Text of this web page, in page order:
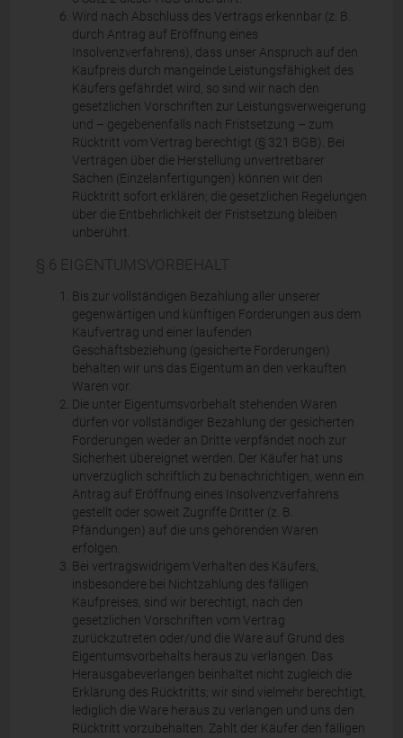
Wird nach Abschluss des Vertrags erkennbar (z. B.
durch Antrag auf Eröffnung eines
Insolvenzverfahrens), dass unser Anspruch auf den
Kaufpreis durch mangelnde Leistungsfähigkeit des
Käufers gefährdet wird, so sind wir nach den
gesetzlichen Vorschriften zur Leistungsverweigerung
und – gegebenenfalls nach Fristsetzung – zum
Rücktritt vom Vertrag berechtigt (§ 321 BGB). Bei
Verträgen über die Herstellung unvertretbarer
Sachen (Einzelanfertigungen) können wir den
Rücktritt sofort erklären; die gesetzlichen Regelungen
über die Entbehrlichkeit der Fristsetzung bleiben
unberührt.
§ 6 EIGENTUMSVORBEHALT
Bis zur vollständigen Bezahlung aller unserer
gegenwärtigen und künftigen Forderungen aus dem
Kaufvertrag und einer laufenden
Geschäftsbeziehung (gesicherte Forderungen)
behalten wir uns das Eigentum an den verkauften
Waren vor.
Die unter Eigentumsvorbehalt stehenden Waren
dürfen vor vollständiger Bezahlung der gesicherten
Forderungen weder an Dritte verpfändet noch zur
Sicherheit übereignet werden. Der Käufer hat uns
unverzüglich schriftlich zu benachrichtigen, wenn ein
Antrag auf Eröffnung eines Insolvenzverfahrens
gestellt oder soweit Zugriffe Dritter (z. B.
Pfändungen) auf die uns gehörenden Waren
erfolgen.
Bei vertragswidrigem Verhalten des Käufers,
insbesondere bei Nichtzahlung des fälligen
Kaufpreises, sind wir berechtigt, nach den
gesetzlichen Vorschriften vom Vertrag
zurückzutreten oder/und die Ware auf Grund des
Eigentumsvorbehalts heraus zu verlangen. Das
Herausgabeverlangen beinhaltet nicht zugleich die
Erklärung des Rücktritts; wir sind vielmehr berechtigt,
lediglich die Ware heraus zu verlangen und uns den
Rücktritt vorzubehalten. Zahlt der Käufer den fälligen